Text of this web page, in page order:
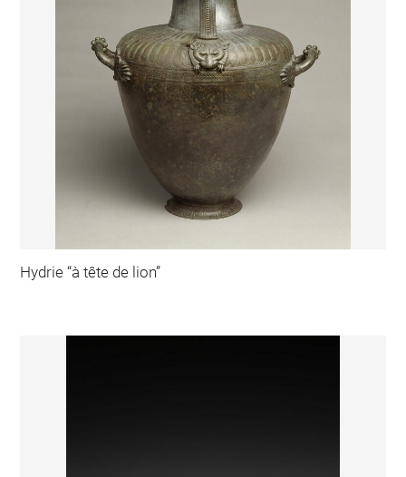
Hydrie “à tête de lion”